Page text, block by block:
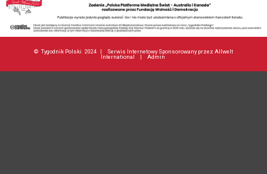
© Tygodnik Polski 2024 |
Serwis Internetowy Sponsorowany przez Allwelt
International
| Admin